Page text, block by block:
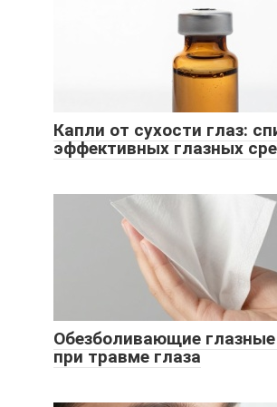
Капли от сухости глаз:
эффективных глазных
Обезболивающие
при травме глаза